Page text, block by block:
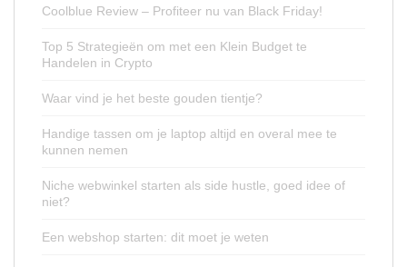
Coolblue Review – Profiteer nu van Black Friday!
Top 5 Strategieën om met een Klein Budget te
Handelen in Crypto
Waar vind je het beste gouden tientje?
Handige tassen om je laptop altijd en overal mee te
kunnen nemen
Niche webwinkel starten als side hustle, goed idee of
niet?
Een webshop starten: dit moet je weten